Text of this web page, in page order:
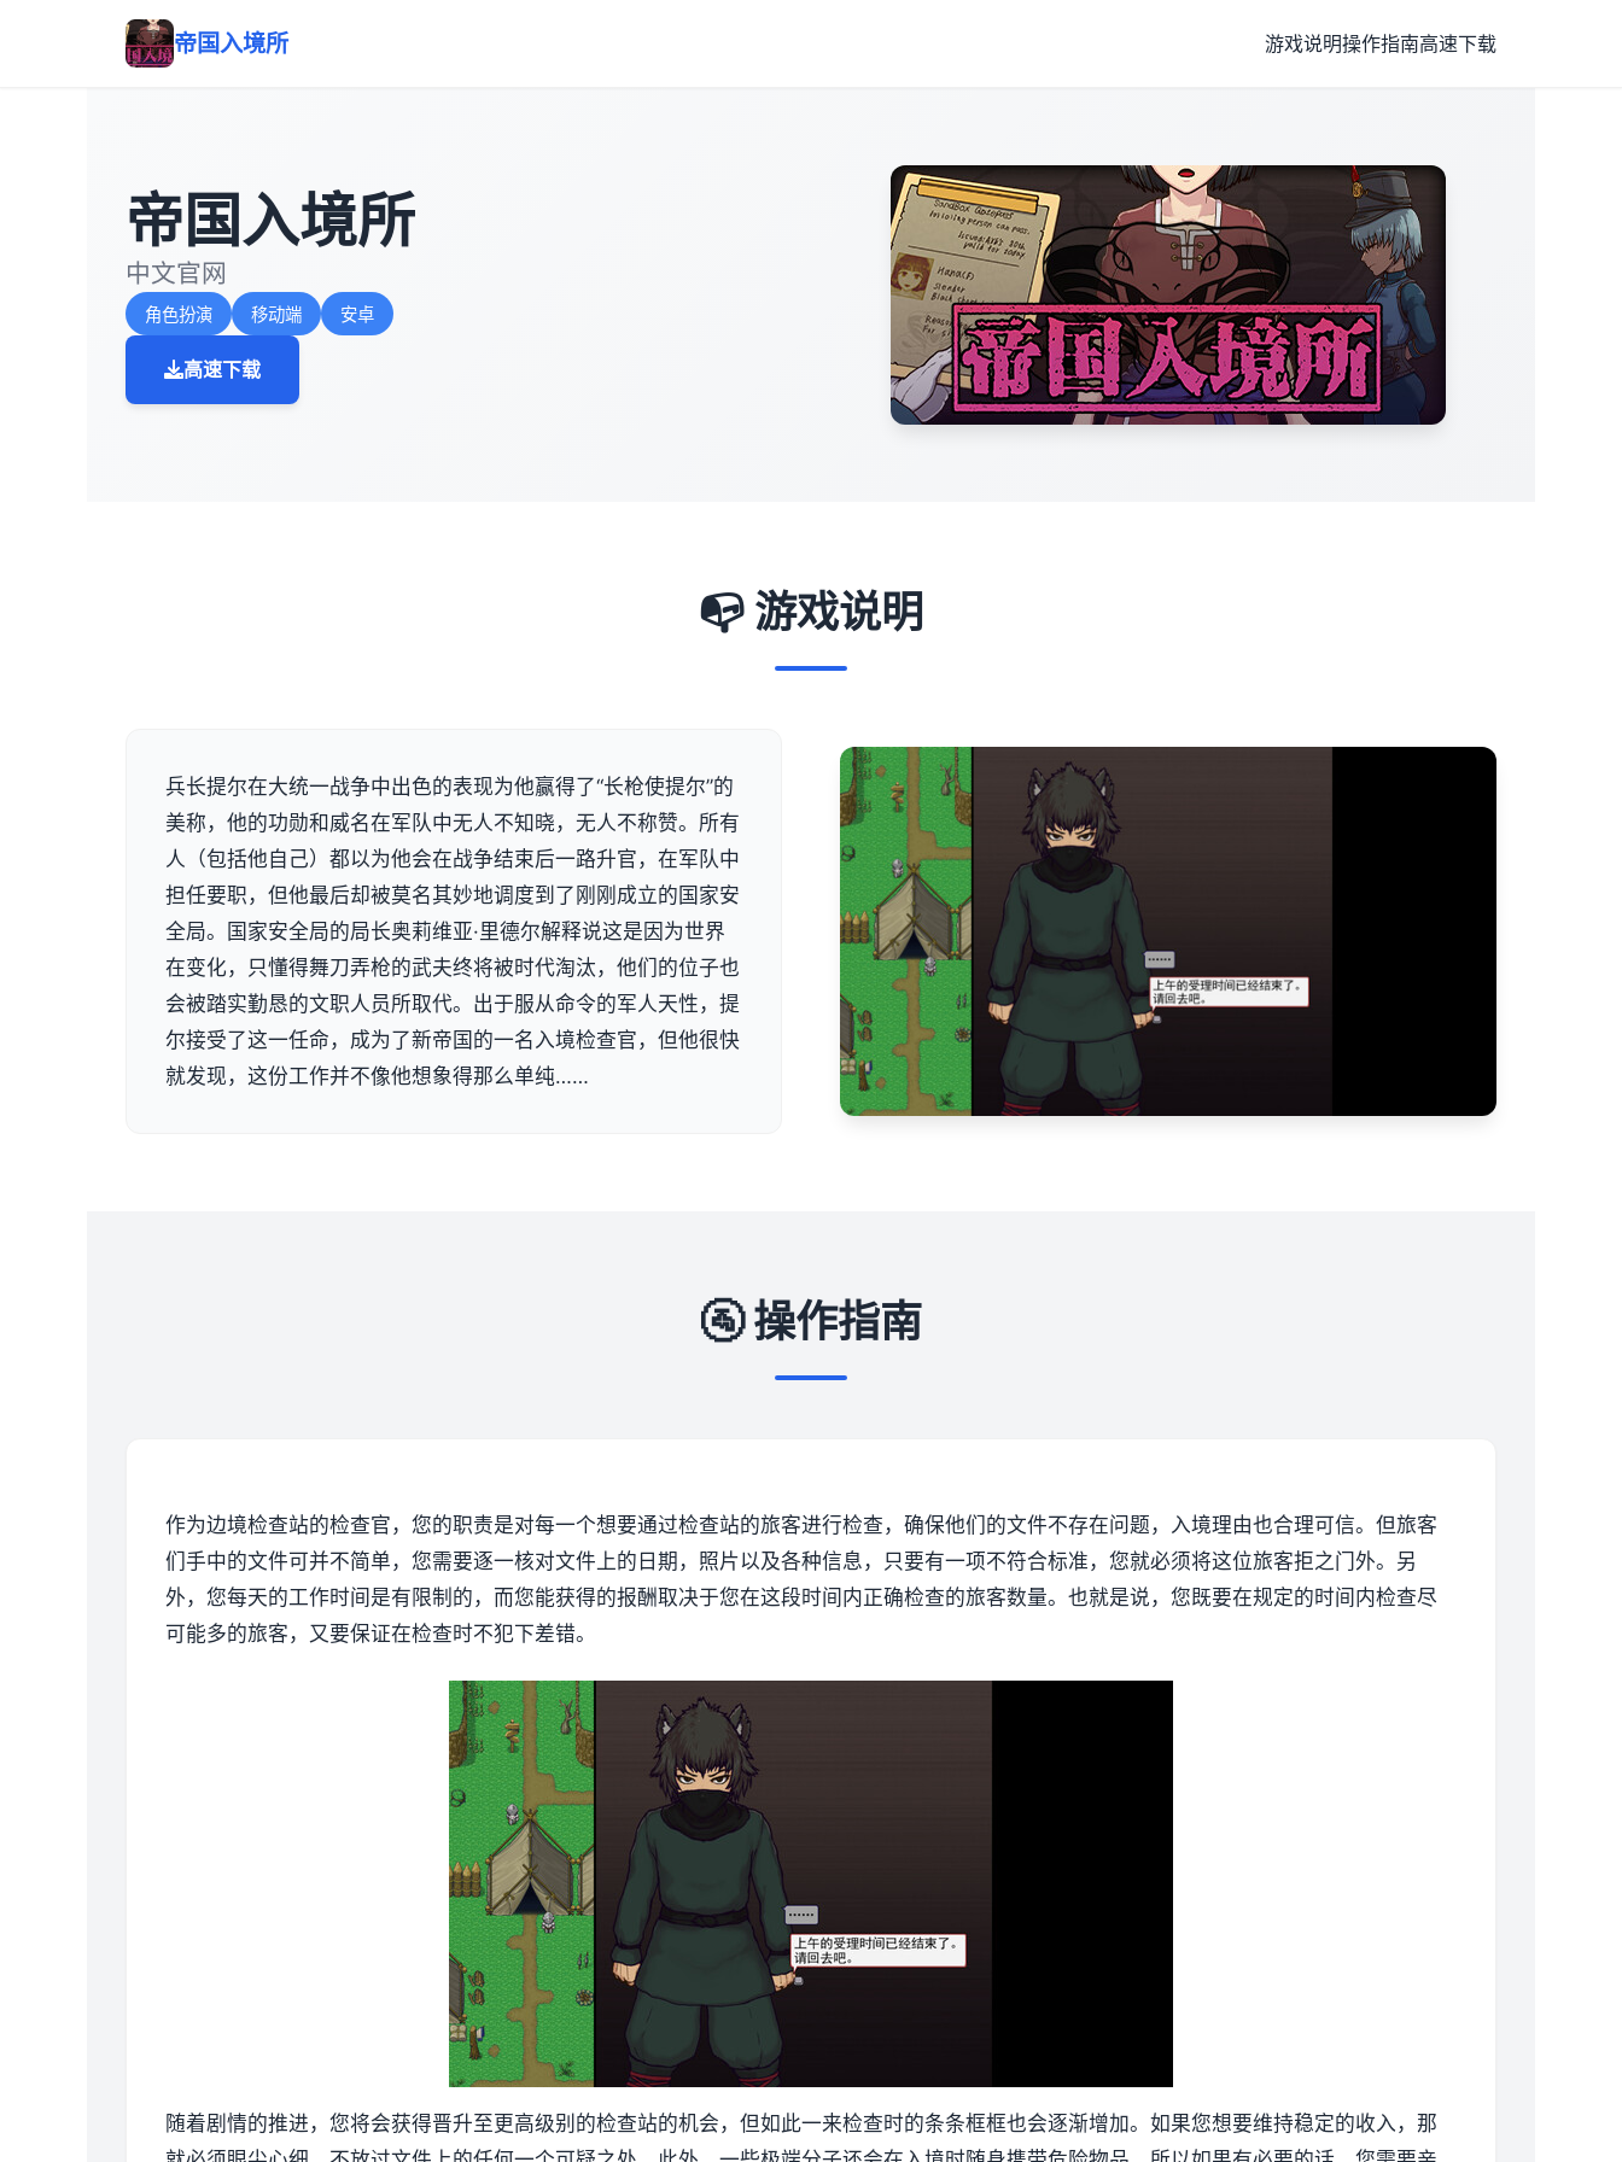
帝国入境所 游戏说明操作指南高速下载
帝国入境所
中文官网
角色扮演 移动端 安卓
高速下载
📭 游戏说明
兵长提尔在大统一战争中出色的表现为他赢得了“长枪使提尔”的
美称，他的功勋和威名在军队中无人不知晓，无人不称赞。所有
人（包括他自己）都以为他会在战争结束后一路升官，在军队中
担任要职，但他最后却被莫名其妙地调度到了刚刚成立的国家安
全局。国家安全局的局长奥莉维亚·里德尔解释说这是因为世界
在变化，只懂得舞刀弄枪的武夫终将被时代淘汰，他们的位子也
会被踏实勤恳的文职人员所取代。出于服从命令的军人天性，提
尔接受了这一任命，成为了新帝国的一名入境检查官，但他很快
就发现，这份工作并不像他想象得那么单纯……
🚰 操作指南
作为边境检查站的检查官，您的职责是对每一个想要通过检查站的旅客进行检查，确保他们的文件不存在问题，入境理由也合理可信。但旅客
们手中的文件可并不简单，您需要逐一核对文件上的日期，照片以及各种信息，只要有一项不符合标准，您就必须将这位旅客拒之门外。另
外，您每天的工作时间是有限制的，而您能获得的报酬取决于您在这段时间内正确检查的旅客数量。也就是说，您既要在规定的时间内检查尽
可能多的旅客，又要保证在检查时不犯下差错。
随着剧情的推进，您将会获得晋升至更高级别的检查站的机会，但如此一来检查时的条条框框也会逐渐增加。如果您想要维持稳定的收入，那